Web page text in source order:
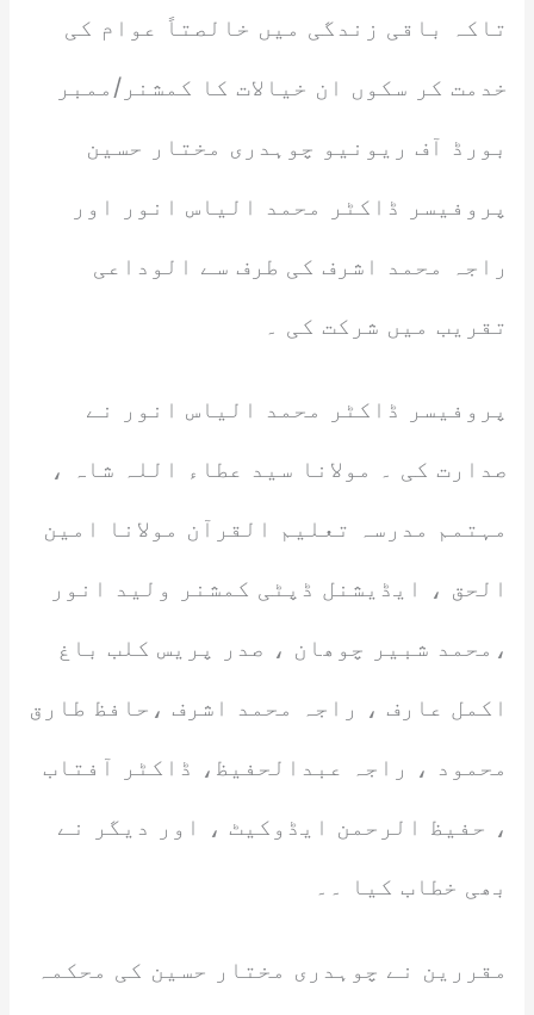
تاکہ باقی زندگی میں خالصتاً عوام کی
خدمت کر سکوں ان خیالات کا کمشنر/ممبر
بورڈ آف ریونیو چوہدری مختار حسین
پروفیسر ڈاکٹر محمد الیاس انور اور
راجہ محمد اشرف کی طرف سے الوداعی
تقریب میں شرکت کی ۔
پروفیسر ڈاکٹر محمد الیاس انور نے
صدارت کی ۔ مولانا سید عطاء اللہ شاہ ،
مہتمم مدرسہ تعلیم القرآن مولانا امین
الحق ، ایڈیشنل ڈپٹی کمشنر ولید انور
،محمد شبیر چوھان ، صدر پریس کلب باغ
اکمل عارف ، راجہ محمد اشرف ،حافظ طارق
محمود ، راجہ عبدالحفیظ، ڈاکٹر آفتاب
، حفیظ الرحمن ایڈوکیٹ ، اور دیگر نے
بھی خطاب کیا ۔۔
مقررین نے چوہدری مختار حسین کی محکمہ